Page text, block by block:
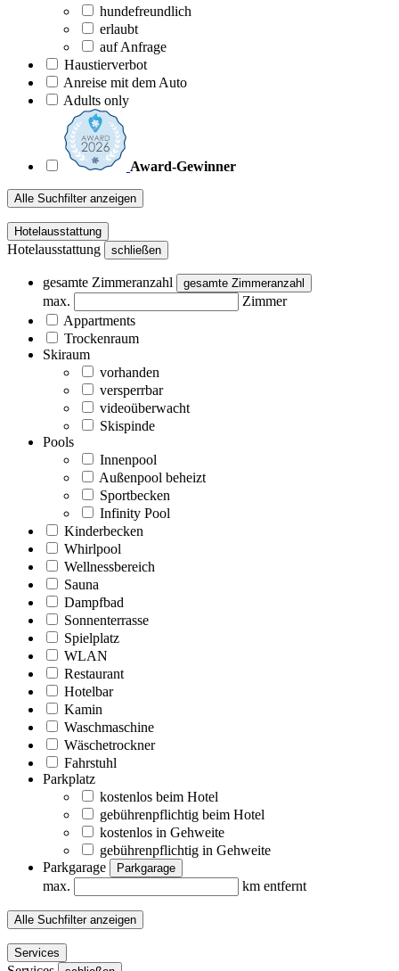
hundefreundlich
erlaubt
auf Anfrage
Haustierverbot
Anreise mit dem Auto
Adults only
Award-Gewinner
Alle Suchfilter anzeigen
Hotelausstattung
Hotelausstattung schließen
gesamte Zimmeranzahl gesamte Zimmeranzahl
max.
Zimmer
Appartments
Trockenraum
Skiraum
vorhanden
versperrbar
videoüberwacht
Skispinde
Pools
Innenpool
Außenpool beheizt
Sportbecken
Infinity Pool
Kinderbecken
Whirlpool
Wellnessbereich
Sauna
Dampfbad
Sonnenterrasse
Spielplatz
WLAN
Restaurant
Hotelbar
Kamin
Waschmaschine
Wäschetrockner
Fahrstuhl
Parkplatz
kostenlos beim Hotel
gebührenpflichtig beim Hotel
kostenlos in Gehweite
gebührenpflichtig in Gehweite
Parkgarage
Parkgarage
max. km entfernt
Alle Suchfilter anzeigen
Services